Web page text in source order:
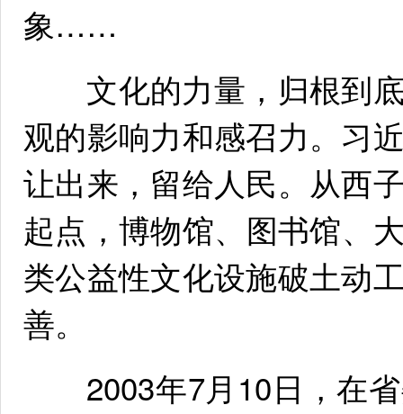
象……
文化的力量，归根到底
观的影响力和感召力。习
让出来，留给人民。从西
起点，博物馆、图书馆
类公益性文化设施破土动
善。
2003年7月10日，在省